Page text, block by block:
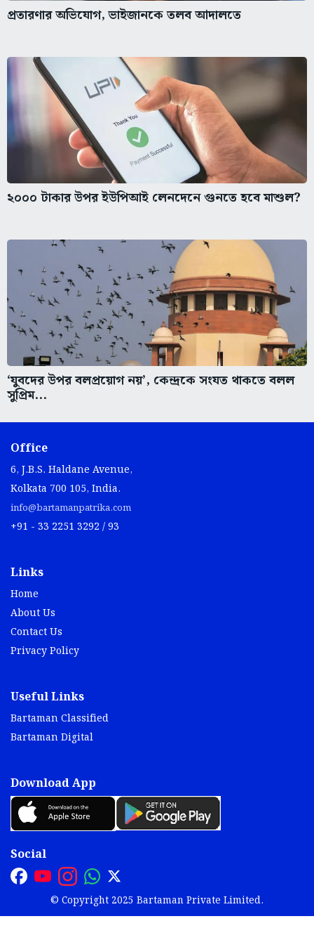
প্রতারণার অভিযোগ, ভাইজানকে তলব আদালতে
২০০০ টাকার উপর ইউপিআই লেনদেনে গুনতে হবে মাশুল?
‘যুবদের উপর বলপ্রয়োগ নয়’, কেন্দ্রকে সংযত থাকতে বলল
সুপ্রিম...
Office
6, J.B.S. Haldane Avenue,
Kolkata 700 105, India.
info@bartamanpatrika.com
+91 - 33 2251 3292 / 93
Links
Home
About Us
Contact Us
Privacy Policy
Useful Links
Bartaman Classified
Bartaman Digital
Download App
Social
© Copyright 2025 Bartaman Private Limited.